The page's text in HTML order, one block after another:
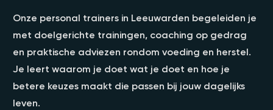
Onze personal trainers in Leeuwarden begeleiden je
met doelgerichte trainingen, coaching op gedrag
en praktische adviezen rondom voeding en herstel.
Je leert waarom je doet wat je doet en hoe je
betere keuzes maakt die passen bij jouw dagelijks
leven.